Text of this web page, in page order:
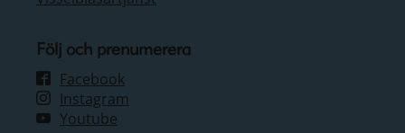
Följ och prenumerera
Facebook
Instagram
Youtube